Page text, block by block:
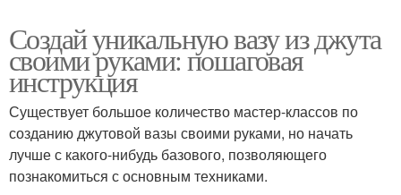
Создай уникальную вазу из джута
своими руками: пошаговая
инструкция
Существует большое количество мастер-классов по
созданию джутовой вазы своими руками, но начать
лучше с какого-нибудь базового, позволяющего
познакомиться с основным техниками.